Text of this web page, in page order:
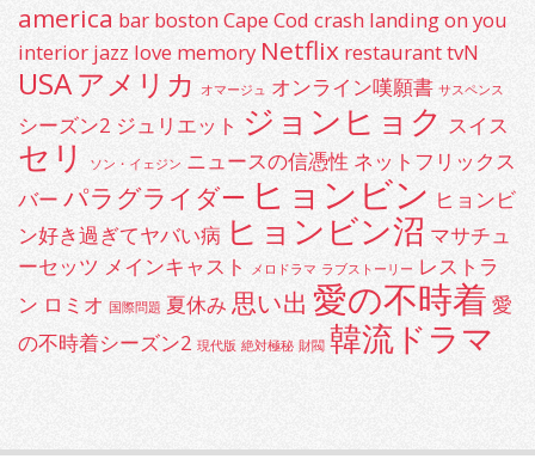
america bar bostonCape Cod crash landing on you
interior jazz love memory Netflix restauranttvN
USAアメリカ オマージュ オンライン嘆願書 サスペンス
シーズン2 ジュリエット ジョンヒョク スイス
セリ ソン・イェジン ニュースの信憑性 ネットフリックス
バー パラグライダー ヒョンビン ヒョンビ
ン好き過ぎてヤバい病 ヒョンビン沼 マサチュ
ーセッツ メインキャスト メロドラマ ラブストーリー レストラ
ン ロミオ 国際問題 夏休み 思い出 愛の不時着 愛
の不時着シーズン2 現代版 絶対極秘 財閥 韓流ドラマ